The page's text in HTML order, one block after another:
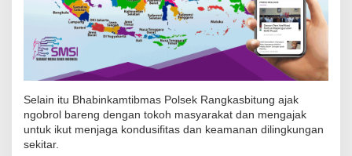
s
L
e
a
k
D
Selain itu Bhabinkamtibmas Polsek Rangkasbitung ajak
ngobrol bareng dengan tokoh masyarakat dan mengajak
untuk ikut menjaga kondusifitas dan keamanan dilingkungan
sekitar.